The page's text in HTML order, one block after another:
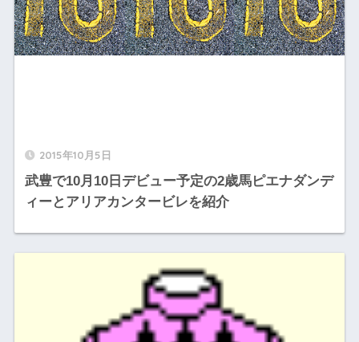
2015年10月5日
武豊で10月10日デビュー予定の2歳馬ピエナダンデ
ィーとアリアカンタービレを紹介